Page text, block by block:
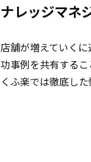
ナレッジマネ
店舗が増えていく
功事例を共有する
くふ楽では徹底し